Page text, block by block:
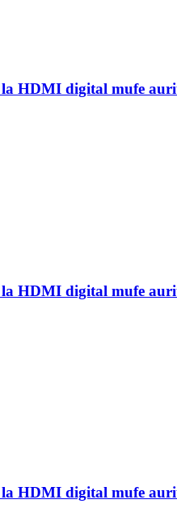
HDMI digital mufe
HDMI digital mufe
HDMI digital mufe